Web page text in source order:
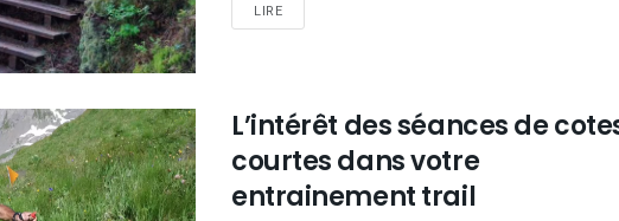
LIRE
L’intérêt des séances de
courtes dans votre
entrainement trail